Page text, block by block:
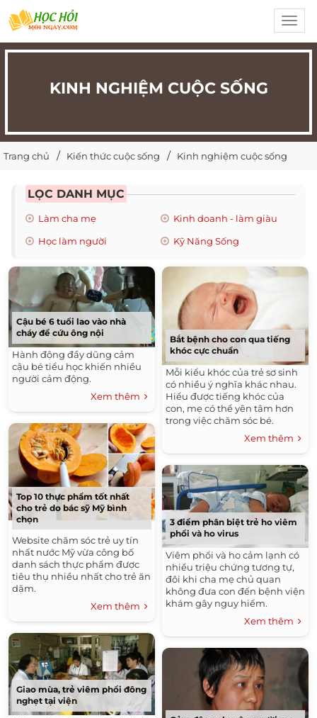
KINH NGHIỆM CUỘC SỐNG
Trang chủ Kiến thức cuộc sống Kinh nghiệm cuộc sống
LỌC DANH MỤC
Làm cha mẹ
Kinh doanh - làm giàu
Học làm người
Kỹ Năng Sống
Cậu bé 6 tuổi lao vào nhà
cháy để cứu ông nội
Hành động đầy dũng cảm
cậu bé tiểu học khiến nhiều
người cảm động.
Xem thêm
Top 10 thực phẩm tốt nhất
cho trẻ do bác sỹ Mỹ bình
chọn
Website chăm sóc trẻ uy tín
nhất nước Mỹ vừa công bố
danh sách thực phẩm được
tiêu thụ nhiều nhất cho trẻ ăn
dặm.
Xem thêm
Giao mùa, trẻ viêm phổi đông
nghẹt tại viện
Bắt bệnh cho con qua tiếng
khóc cực chuẩn
Mỗi kiểu khóc của trẻ sơ sinh
có nhiều ý nghĩa khác nhau.
Hiểu được tiếng khóc của
con, mẹ có thể yên tâm hơn
trong việc chăm sóc bé.
Xem thêm
3 điểm phân biệt trẻ ho viêm
phổi và ho virus
Viêm phổi và ho cảm lạnh có
nhiều triệu chứng tương tự,
đôi khi cha mẹ chủ quan
không đưa con đến bệnh viện
khám gây nguy hiểm.
Xem thêm